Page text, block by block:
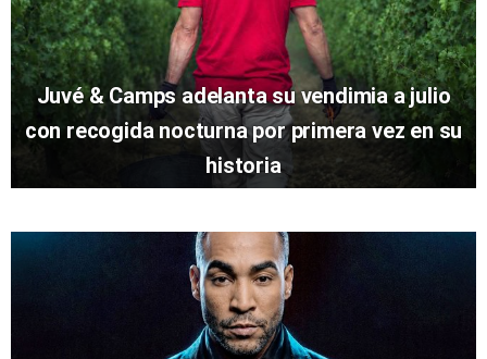
Juvé & Camps adelanta su vendimia a julio
con recogida nocturna por primera vez en su
historia